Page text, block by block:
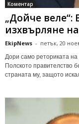
Коментар
„Дойче веле“:
изхвърляне
EkipNews - петък, 20
Дори само реториката
Полското правителство
страната му, защото